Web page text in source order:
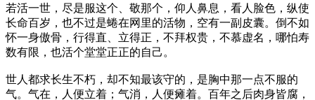
若活一世，尽是服这个、敬那个，仰人鼻息，看人脸色，纵使
长命百岁，也不过是蜷在网里的活物，空有一副皮囊。倒不如
怀一身傲骨，行得直、立得正，不拜权贵，不慕虚名，哪怕寿
数有限，也活个堂堂正正的自己。
世人都求长生不朽，却不知最该守的，是胸中那一点不服的
气。气在，人便立着；气消，人便瘫着。百年之后肉身皆腐，